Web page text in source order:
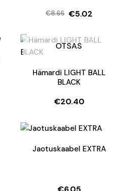
€8.66
Algne
oli:
€5.02
Current
is:
OTSAS
Hämardi LIGHT BALL
BLACK
€20.40
Jaotuskaabel EXTRA